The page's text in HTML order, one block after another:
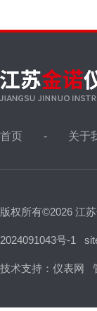
首页 关于
版权所有©2026 江
2024091043号-1
技术支持： 仪表网